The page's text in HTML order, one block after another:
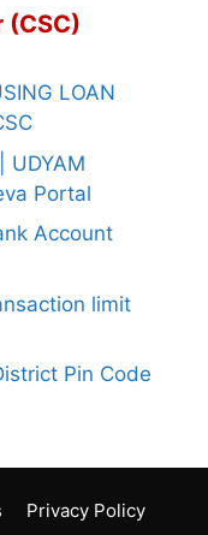
(CSC)
LOAN
UDYAM
Portal
Account
limit
Pin Code
Privacy Policy